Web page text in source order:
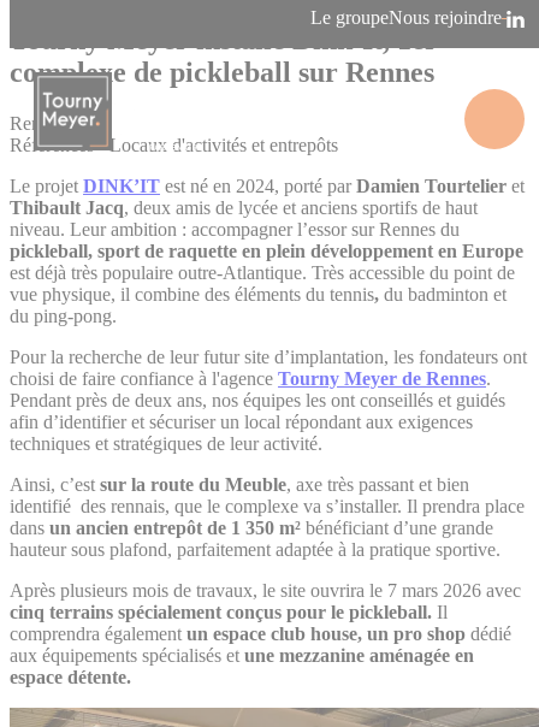
Le groupeNous rejoindre
complexe de pickleball sur Rennes
Rennes
Références - Locaux d'activités et entrepôts
Le projet DINK’IT est né en 2024, porté par Damien Tourtelier et
Thibault Jacq, deux amis de lycée et anciens sportifs de haut
niveau. Leur ambition : accompagner l’essor sur Rennes du
pickleball, sport de raquette en plein développement en Europe
est déjà très populaire outre-Atlantique. Très accessible du point de
vue physique, il combine des éléments du tennis, du badminton et
du ping-pong.
Pour la recherche de leur futur site d’implantation, les fondateurs ont
choisi de faire confiance à l'agence Tourny Meyer de Rennes.
Pendant près de deux ans, nos équipes les ont conseillés et guidés
afin d’identifier et sécuriser un local répondant aux exigences
techniques et stratégiques de leur activité.
Ainsi, c’est sur la route du Meuble, axe très passant et bien
identifié des rennais, que le complexe va s’installer. Il prendra place
dans un ancien entrepôt de 1 350 m² bénéficiant d’une grande
hauteur sous plafond, parfaitement adaptée à la pratique sportive.
Après plusieurs mois de travaux, le site ouvrira le 7 mars 2026 avec
cinq terrains spécialement conçus pour le pickleball. Il
comprendra également un espace club house, un pro shop dédié
aux équipements spécialisés et une mezzanine aménagée en
espace détente.